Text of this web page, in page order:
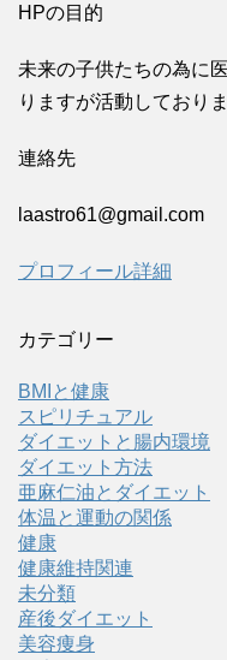
HPの目的
未来の子供たちの為に
りますが活動しており
連絡先
laastro61@gmail.com
プロフィール詳細
カテゴリー
BMIと健康
スピリチュアル
ダイエットと腸内環境
ダイエット方法
亜麻仁油とダイエット
体温と運動の関係
健康
健康維持関連
未分類
産後ダイエット
美容痩身